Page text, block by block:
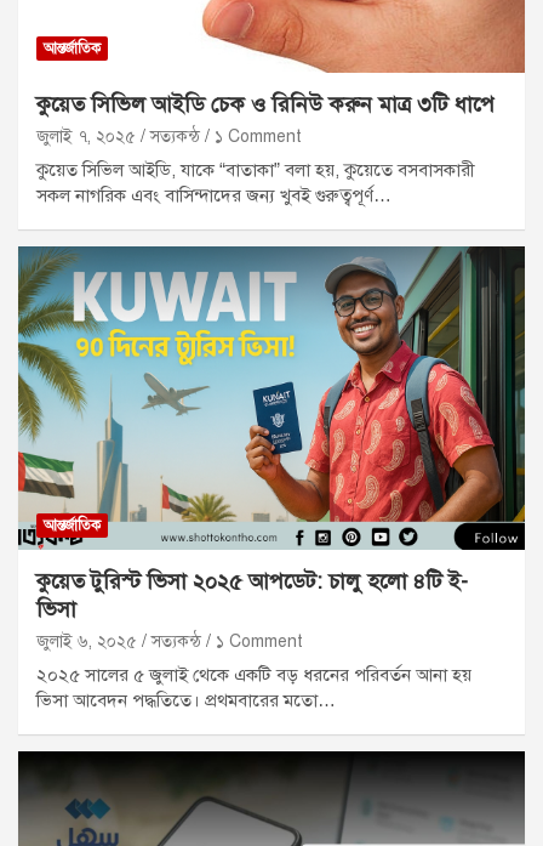
আন্তর্জাতিক
কুয়েত সিভিল আইডি চেক ও রিনিউ করুন মাত্র ৩টি ধাপে
জুলাই ৭, ২০২৫ সত্যকন্ঠ ১ Comment
কুয়েত সিভিল আইডি, যাকে “বাতাকা” বলা হয়, কুয়েতে বসবাসকারী
সকল নাগরিক এবং বাসিন্দাদের জন্য খুবই গুরুত্বপূর্ণ…
আন্তর্জাতিক
কুয়েত টুরিস্ট ভিসা ২০২৫ আপডেট: চালু হলো ৪টি ই-
ভিসা
জুলাই ৬, ২০২৫ সত্যকন্ঠ ১ Comment
২০২৫ সালের ৫ জুলাই থেকে একটি বড় ধরনের পরিবর্তন আনা হয়
ভিসা আবেদন পদ্ধতিতে। প্রথমবারের মতো…